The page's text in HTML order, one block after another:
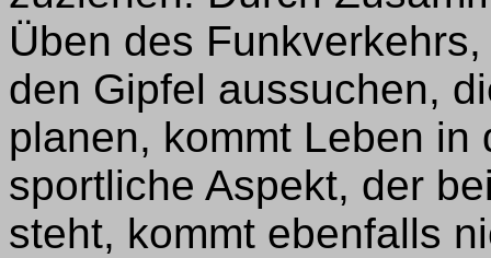
Üben des
den Gipfel aussuchen,
planen, kommt Leben
sportliche Aspekt, der
steht, kommt ebenfalls